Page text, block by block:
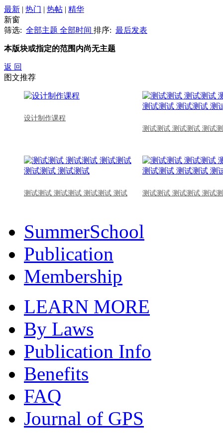
最新 | 热门 | 热帖 | 精华
新窗
筛选: 全部主题 全部时间 排序: 最后发表
本版块或指定的范围内尚无主题
返 回
图文推荐
设计制作课程
测试测试 测试测试 测试
测试测试 测试测试 测试测试 测试 测试测试 测试测试 测试
SummerSchool
Publication
Membership
LEARN MORE
By Laws
Publication Info
Benefits
FAQ
Journal of GPS